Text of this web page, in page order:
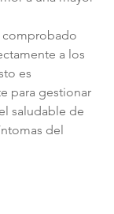
comprobado
a los
es
para gestionar
saludable de
del